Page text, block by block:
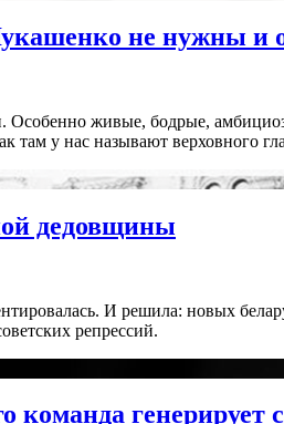
не нужны и
Особенно живые, бодрые,
там у нас называют верховного
дедовщины
И решила: новых
репрессий.
команда